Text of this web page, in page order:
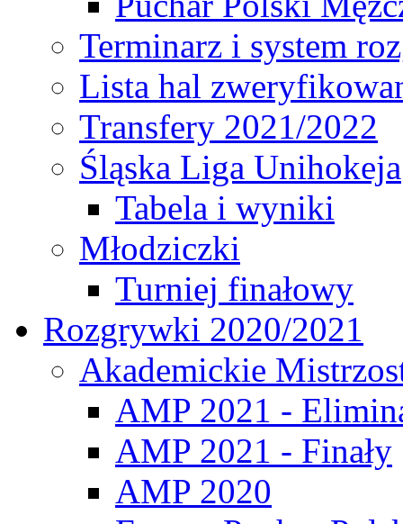
Terminarz i system
Lista hal
Transfery 2021/2022
Śląska Liga Unihokeja
Tabela i wyniki
Młodziczki
Turniej finałowy
Rozgrywki 2020/2021
Akademickie
AMP 2021 -
AMP 2021 - Finały
AMP 2020